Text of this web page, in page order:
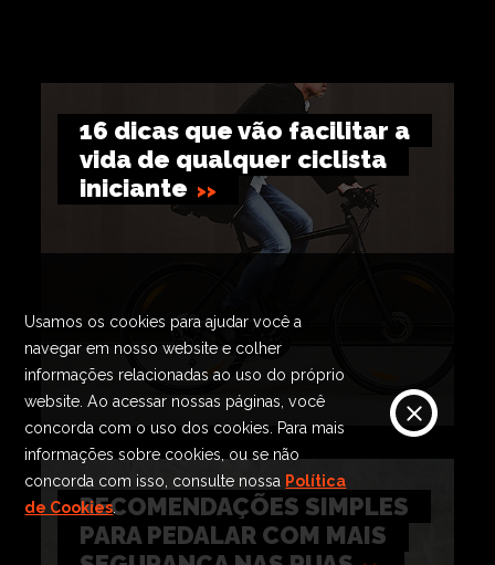
16 dicas que vão facilitar a
vida de qualquer ciclista
iniciante
RECOMENDAÇÕES SIMPLES
PARA PEDALAR COM MAIS
Usamos os cookies para ajudar você a
navegar em nosso website e colher
informações relacionadas ao uso do próprio
website. Ao acessar nossas páginas, você
concorda com o uso dos cookies. Para mais
informações sobre cookies, ou se não
concorda com isso, consulte nossa Política
de Cookies.